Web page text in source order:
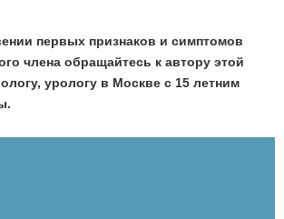
первых признаков и симптомов
члена обращайтесь к автору этой
урологу в Москве с 15 летним